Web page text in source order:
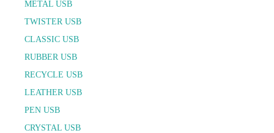
METAL USB
TWISTER USB
CLASSIC USB
RUBBER USB
RECYCLE USB
LEATHER USB
PEN USB
CRYSTAL USB